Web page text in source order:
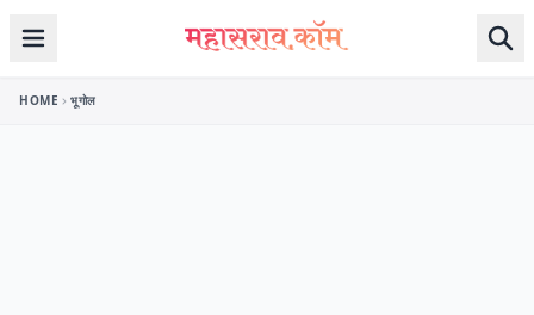
Skip to content
HOME भूगोल